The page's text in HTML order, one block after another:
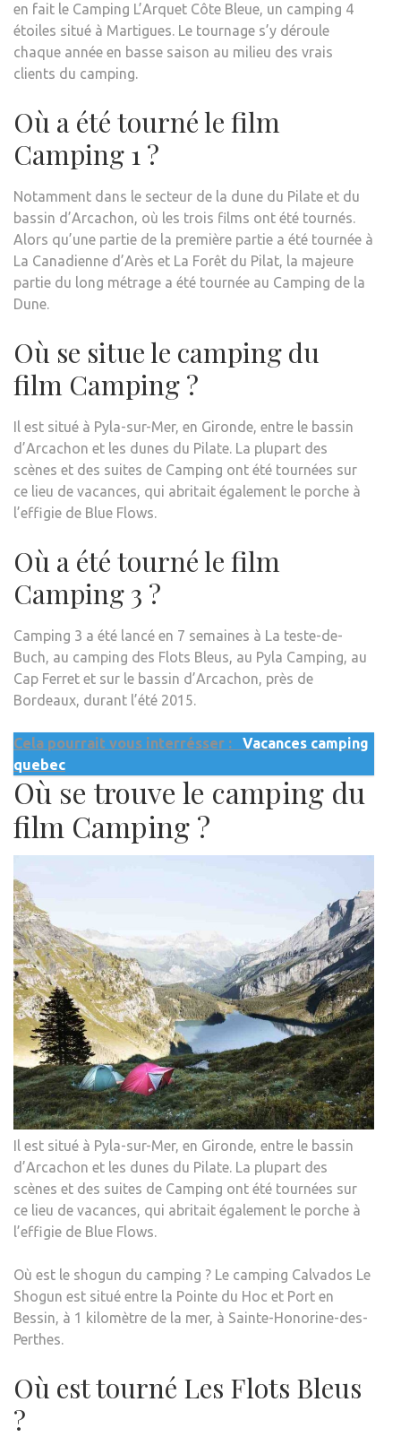
en fait le Camping L’Arquet Côte Bleue, un camping 4
étoiles situé à Martigues. Le tournage s’y déroule
chaque année en basse saison au milieu des vrais
clients du camping.
Où a été tourné le film
Camping 1 ?
Notamment dans le secteur de la dune du Pilate et du
bassin d’Arcachon, où les trois films ont été tournés.
Alors qu’une partie de la première partie a été tournée à
La Canadienne d’Arès et La Forêt du Pilat, la majeure
partie du long métrage a été tournée au Camping de la
Dune.
Où se situe le camping du
film Camping ?
Il est situé à Pyla-sur-Mer, en Gironde, entre le bassin
d’Arcachon et les dunes du Pilate. La plupart des
scènes et des suites de Camping ont été tournées sur
ce lieu de vacances, qui abritait également le porche à
l’effigie de Blue Flows.
Où a été tourné le film
Camping 3 ?
Camping 3 a été lancé en 7 semaines à La teste-de-
Buch, au camping des Flots Bleus, au Pyla Camping, au
Cap Ferret et sur le bassin d’Arcachon, près de
Bordeaux, durant l’été 2015.
Cela pourrait vous interrésser :
Vacances camping
quebec
Où se trouve le camping du
film Camping ?
Il est situé à Pyla-sur-Mer, en Gironde, entre le bassin
d’Arcachon et les dunes du Pilate. La plupart des
scènes et des suites de Camping ont été tournées sur
ce lieu de vacances, qui abritait également le porche à
l’effigie de Blue Flows.
Où est le shogun du camping ? Le camping Calvados Le
Shogun est situé entre la Pointe du Hoc et Port en
Bessin, à 1 kilomètre de la mer, à Sainte-Honorine-des-
Perthes.
Où est tourné Les Flots Bleus
?